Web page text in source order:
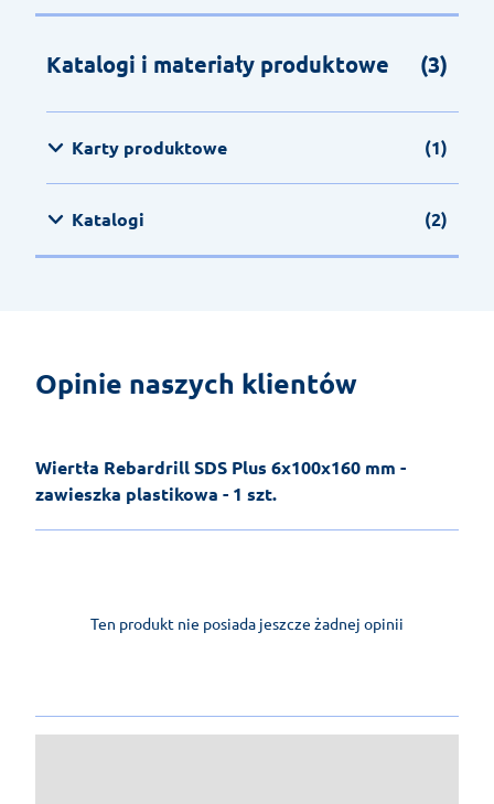
Katalogi i materiały produktowe (3)
Karty produktowe (1)
Katalogi (2)
Opinie naszych klientów
Wiertła Rebardrill SDS Plus 6x100x160 mm -
zawieszka plastikowa - 1 szt.
Ten produkt nie posiada jeszcze żadnej opinii